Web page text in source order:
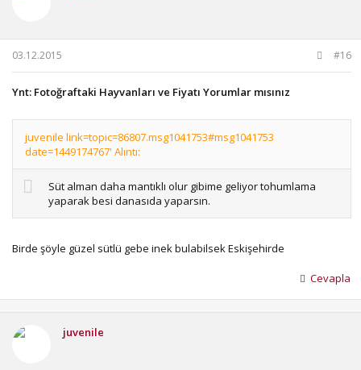
03.12.2015 #16
Ynt: Fotoğraftaki Hayvanları ve Fiyatı Yorumlar mısınız
juvenile link=topic=86807.msg1041753#msg1041753
date=1449174767' Alıntı:
Süt alman daha mantıklı olur gibime geliyor tohumlama
yaparak besi danasıda yaparsın.
Birde şöyle güzel sütlü gebe inek bulabilsek Eskişehirde
Cevapla
juvenile